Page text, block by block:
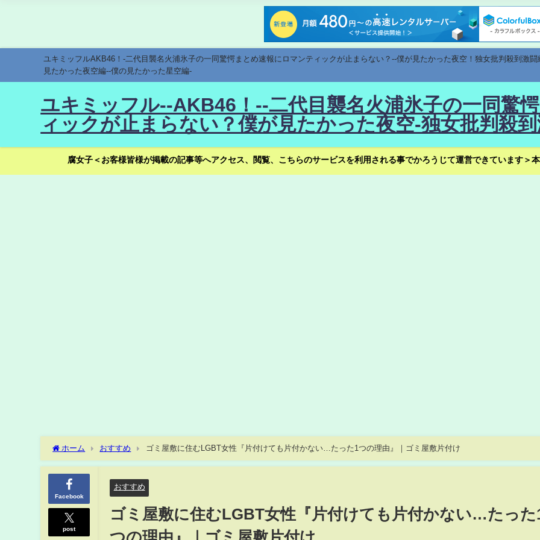
ユキミッフルAKB46！-二代目襲名火浦氷子の一同驚愕まとめ速報にロマンティックが止まらない？--僕が見たかった夜空！独女批判殺到激
見たかった夜空編--僕の見たかった星空編-
ユキミッフル--AKB46！--二代目襲名火浦氷子の一同驚
ィックが止まらない？僕が見たかった夜空-独女批判殺
腐女子＜お客様皆様が掲載の記事等へアクセス、閲覧、こちらのサービスを利用される事でかろうじて運営できています＞
ホーム おすすめ ゴミ屋敷に住むLGBT女性『片付けても片付かない…たった1つの理由』｜ゴミ屋敷片付け
Facebook
post
おすすめ
ゴミ屋敷に住むLGBT女性『片付けても片付かない…たった
つの理由』｜ゴミ屋敷片付け